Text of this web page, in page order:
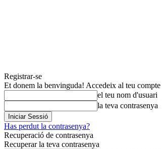
Registrar-se
Et donem la benvinguda! Accedeix al teu compte
el teu nom d'usuari
la teva contrasenya
Has perdut la contrasenya?
Recuperació de contrasenya
Recuperar la teva contrasenya